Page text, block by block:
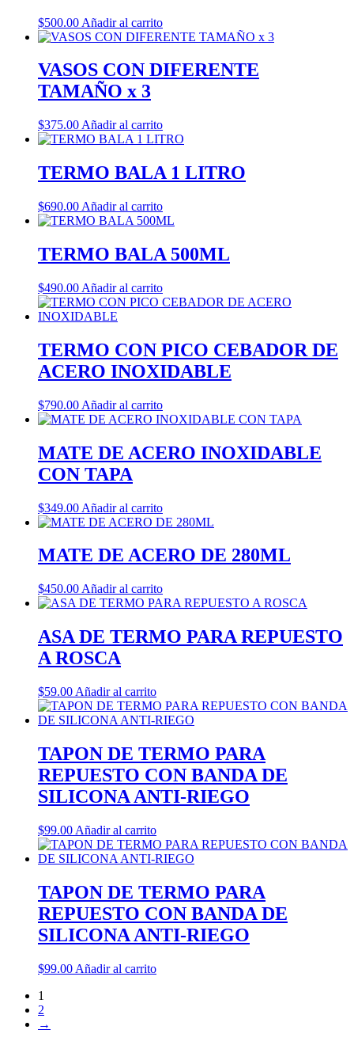
$500.00 Añadir al carrito
VASOS CON DIFERENTE
TAMAÑO x 3
$375.00 Añadir al carrito
TERMO BALA 1 LITRO
$690.00 Añadir al carrito
TERMO BALA 500ML
$490.00 Añadir al carrito
TERMO CON PICO CEBADOR DE
ACERO INOXIDABLE
$790.00 Añadir al carrito
MATE DE ACERO INOXIDABLE
CON TAPA
$349.00 Añadir al carrito
MATE DE ACERO DE 280ML
$450.00 Añadir al carrito
ASA DE TERMO PARA REPUESTO
A ROSCA
$59.00 Añadir al carrito
TAPON DE TERMO PARA
REPUESTO CON BANDA DE
SILICONA ANTI-RIEGO
$99.00 Añadir al carrito
TAPON DE TERMO PARA
REPUESTO CON BANDA DE
SILICONA ANTI-RIEGO
$99.00 Añadir al carrito
1
2
→